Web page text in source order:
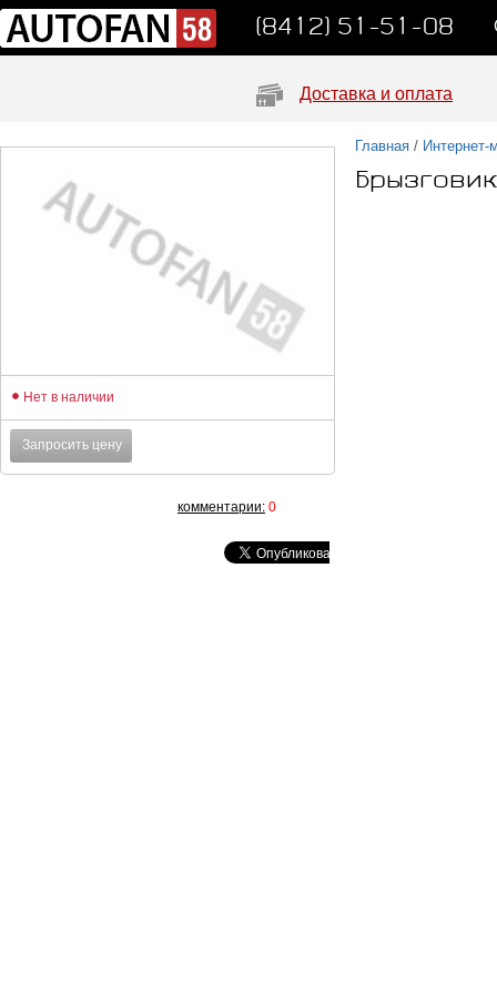
(8412) 51-51-08
Доставка и оплата
Главная / Интернет-
Нет в наличии
Запросить цену
комментарии: 0